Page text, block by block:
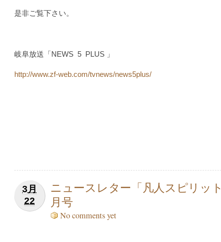
是非ご覧下さい。
岐阜放送「NEWS 5 PLUS 」
http://www.zf-web.com/tvnews/news5plus/
3月
22
ニュースレター「凡人スピリッ
月号
No comments yet